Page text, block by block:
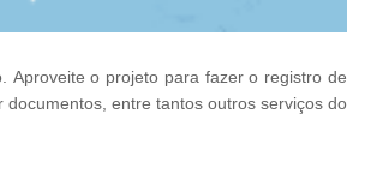
Aproveite o projeto para fazer o registro de
entre tantos outros serviços do